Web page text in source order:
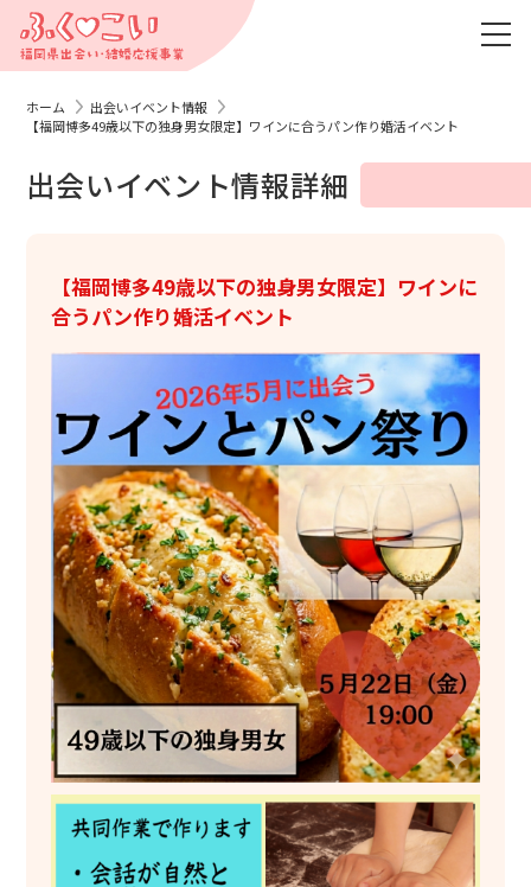
ホーム
出会いイベント情報
【福岡博多49歳以下の独身男女限定】ワインに合うパン作り婚活イベント
出会いイベント情報詳細
【福岡博多49歳以下の独身男女限定】ワインに
合うパン作り婚活イベント